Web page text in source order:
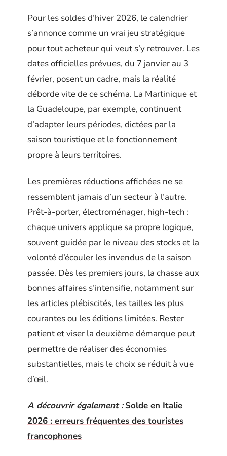
Pour les soldes d’hiver 2026, le calendrier
s’annonce comme un vrai jeu stratégique
pour tout acheteur qui veut s’y retrouver. Les
dates officielles prévues, du 7 janvier au 3
février, posent un cadre, mais la réalité
déborde vite de ce schéma. La Martinique et
la Guadeloupe, par exemple, continuent
d’adapter leurs périodes, dictées par la
saison touristique et le fonctionnement
propre à leurs territoires.
Les premières réductions affichées ne se
ressemblent jamais d’un secteur à l’autre.
Prêt-à-porter, électroménager, high-tech :
chaque univers applique sa propre logique,
souvent guidée par le niveau des stocks et la
volonté d’écouler les invendus de la saison
passée. Dès les premiers jours, la chasse aux
bonnes affaires s’intensifie, notamment sur
les articles plébiscités, les tailles les plus
courantes ou les éditions limitées. Rester
patient et viser la deuxième démarque peut
permettre de réaliser des économies
substantielles, mais le choix se réduit à vue
d’œil.
A découvrir également : Solde en Italie
2026 : erreurs fréquentes des touristes
francophones